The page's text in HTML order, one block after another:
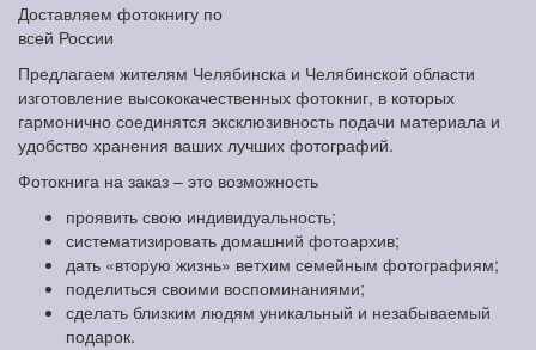
Доставляем фотокнигу по
всей России
Предлагаем жителям Челябинска и Челябинской области
изготовление высококачественных фотокниг, в которых
гармонично соединятся эксклюзивность подачи материала и
удобство хранения ваших лучших фотографий.
Фотокнига на заказ – это возможность
проявить свою индивидуальность;
систематизировать домашний фотоархив;
дать «вторую жизнь» ветхим семейным фотографиям;
поделиться своими воспоминаниями;
сделать близким людям уникальный и незабываемый
подарок.